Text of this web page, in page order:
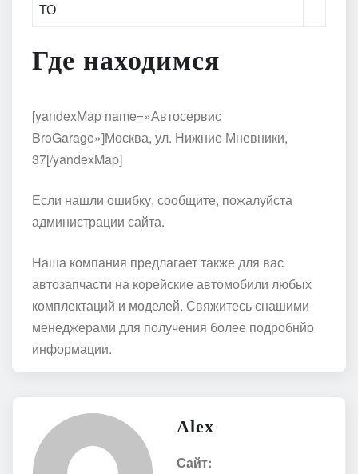
ТО
Где находимся
[yandexMap name=»Автосервис
BroGarage»]Москва, ул. Нижние Мневники,
37[/yandexMap]
Если нашли ошибку, сообщите, пожалуйста
администрации сайта.
Наша компания предлагает также для вас
автозапчасти на корейские автомобили любых
комплектаций и моделей. Свяжитесь снашими
менеджерами для получения более подробнйо
информации.
Alex
Сайт: